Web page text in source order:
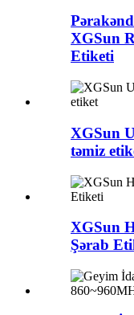
XGSun
Etiketi
XGSun
təmiz
XGSun
Şərab